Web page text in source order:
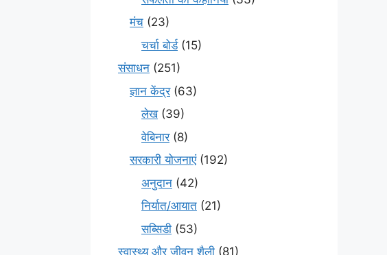
मंच (23)
चर्चा बोर्ड(15)
संसाधन (251)
ज्ञान केंद्र(63)
लेख(39)
वेबिनार(8)
सरकारी योजनाएं(192)
अनुदान (42)
निर्यात/आयात (21)
सब्सिडी (53)
स्वास्थ्य और जीवन शैली (81)